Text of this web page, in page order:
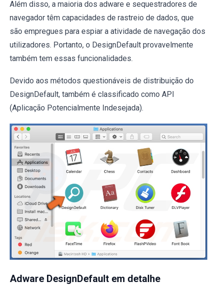
Além disso, a maioria dos adware e sequestradores de
navegador têm capacidades de rastreio de dados, que
são empregues para espiar a atividade de navegação dos
utilizadores. Portanto, o DesignDefault provavelmente
também tem essas funcionalidades.
Devido aos métodos questionáveis ​​de distribuição do
DesignDefault, também é classificado como API
(Aplicação Potencialmente Indesejada).
Adware DesignDefault em detalhe